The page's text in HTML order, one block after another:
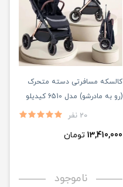
کالسکه مسافرتی دسته متحرک
(رو به مادرشو) مدل 6510 کیدیلو
20 نفر
13,410,000 تومان
ناموجود